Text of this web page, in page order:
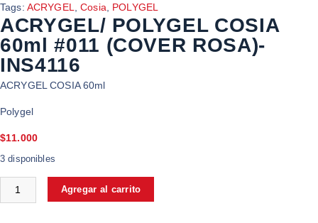
Tags: ACRYGEL ,Cosia POLYGEL
ACRYGEL/ POLYGEL COSIA
60ml #011 (COVER ROSA)-
INS4116
ACRYGEL COSIA 60ml
Polygel
$11.000
3 disponibles
Agregar al carrito